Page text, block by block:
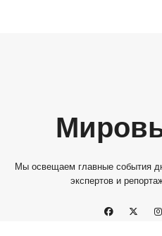
Мы освещаем главные события
экспертов и